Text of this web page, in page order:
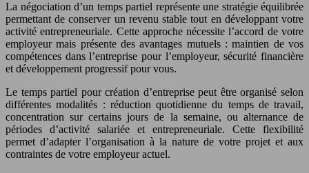
La négociation d’un temps partiel représente une stratégie équilibrée
permettant de conserver un revenu stable tout en développant votre
activité entrepreneuriale. Cette approche nécessite l’accord de votre
employeur mais présente des avantages mutuels : maintien de vos
compétences dans l’entreprise pour l’employeur, sécurité financière
et développement progressif pour vous.
Le temps partiel pour création d’entreprise peut être organisé selon
différentes modalités : réduction quotidienne du temps de travail,
concentration sur certains jours de la semaine, ou alternance de
périodes d’activité salariée et entrepreneuriale. Cette flexibilité
permet d’adapter l’organisation à la nature de votre projet et aux
contraintes de votre employeur actuel.